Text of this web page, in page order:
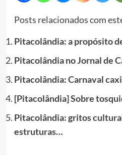
Posts relacionados com
Pitacolândia: a propósito
Pitacolândia no Jornal de
Pitacolândia: Carnaval
[Pitacolândia] Sobre
Pitacolândia: gritos
estruturas…